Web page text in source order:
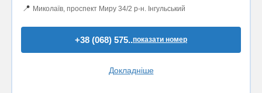
📍 Миколаїв, проспект Миру 34/2 р-н. Інгульський
+38 (068) 575..показати номер
Докладніше